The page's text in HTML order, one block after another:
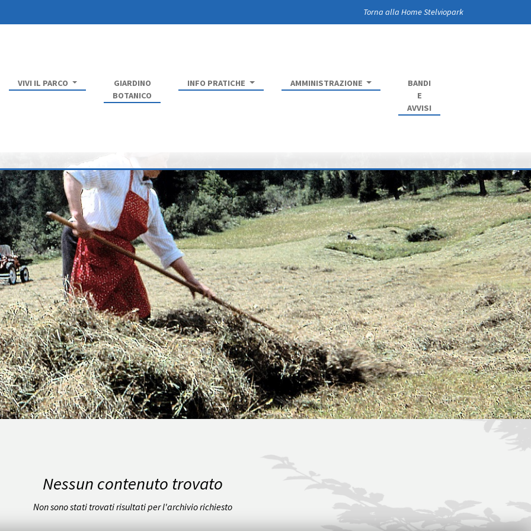
Torna alla Home Stelviopark
VIVI IL PARCO
GIARDINO
BOTANICO
INFO PRATICHE AMMINISTRAZIONE
BANDI
E
AVVISI
Nessun contenuto trovato
Non sono stati trovati risultati per l'archivio richiesto